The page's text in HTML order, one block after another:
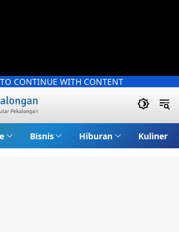
CONTINUE WITH CONTENT
Bisnis Hiburan Kuliner